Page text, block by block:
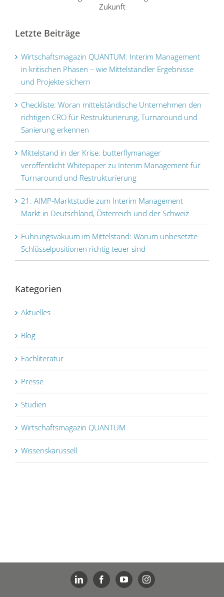
Interim Manager sind die
Führungskräfte unserer Zukunft
Letzte Beiträge
Wirtschaftsmagazin QUANTUM: Interim Management
in kritischen Phasen – wie Mittelständler Ergebnisse
und Projekte sichern
Checkliste: Woran mittelständische Unternehmen den
richtigen CRO für Restrukturierung, Turnaround und
Sanierung erkennen
Mittelstand in der Krise: butterflymanager
veröffentlicht Whitepaper zu Interim Management für
Turnaround und Restrukturierung
21. AIMP-Marktstudie zum Interim Management
Markt in Deutschland, Österreich und der Schweiz
Führungs­vakuum im Mittel­stand: Warum unbesetzte
Schlüssel­positionen richtig teuer sind
Kategorien
Aktuelles
Blog
Fachliteratur
Presse
Studien
Wirtschaftsmagazin QUANTUM
Wissenskarussell